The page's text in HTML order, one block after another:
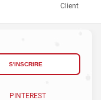
Client
S'INSCRIRE
PINTEREST